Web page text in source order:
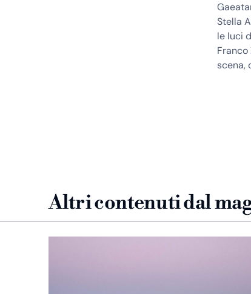
Stella
le luci
scena,
Altri contenuti dal